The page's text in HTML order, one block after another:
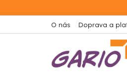
na
O nás Doprava a